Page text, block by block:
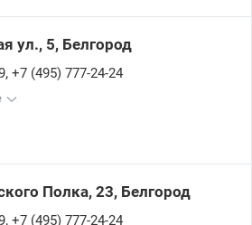
ул., 5, Белгород
, +7 (495) 777-24-24
Полка, 23, Белгород
, +7 (495) 777-24-24